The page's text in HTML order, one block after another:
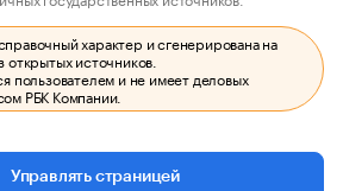
характер и сгенерирована на
открытых источников.
пользователем и не имеет деловых
РБК Компании.
Управлять страницей